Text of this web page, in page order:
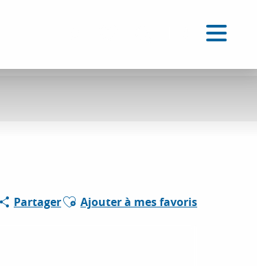
PartagerAjouter aux favoris
Ajouter à mes favoris